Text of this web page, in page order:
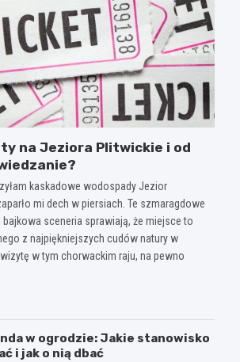
na Jeziora Plitwickie i od
kaskadowe wodospady Jezior
mi dech w piersiach. Te szmaragdowe
bajkowa sceneria sprawiają, że miejsce to
z najpiękniejszych cudów natury w
w tym chorwackim raju, na pewno
w ogrodzie: Jakie stanowisko
i jak o nią dbać